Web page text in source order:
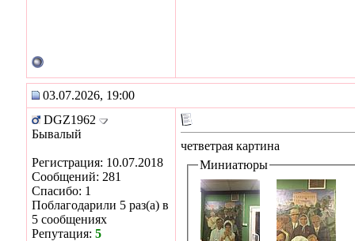
03.07.2026, 19:00
DGZ1962
Бывалый
Регистрация: 10.07.2018
Сообщений: 281
Спасибо: 1
Поблагодарили 5 раз(а) в
5 сообщениях
Репутация: 5
четветрая картина
Миниатюры